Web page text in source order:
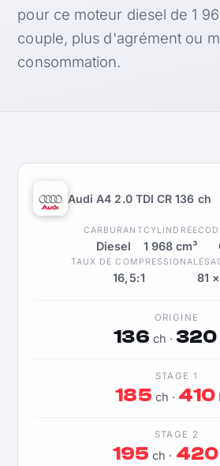
pour ce moteur diesel de 1
couple, plus d'agrément ou
consommation.
Audi A4 2.0 TDI CR 136 ch
CARBURANT
Diesel
CYLINDRÉE
1 968 cm³
TAUX DE COMPRESSION
16,5:1 81
ORIGINE
136 ch · 320
STAGE 1
185 ch · 410
STAGE 2
195 ch · 420